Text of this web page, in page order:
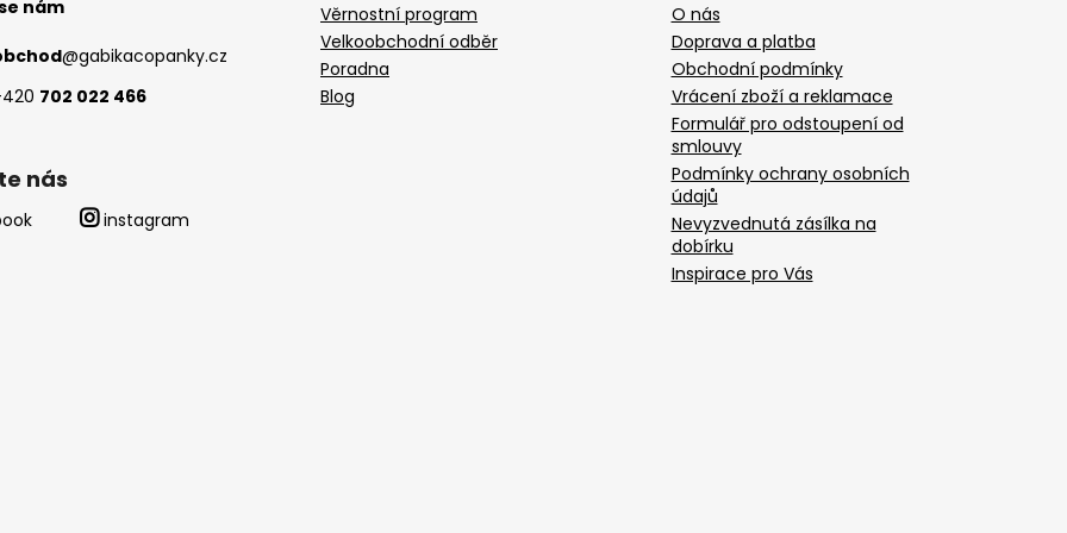
nám
@gabikacopanky.cz
702 022 466
nás
instagram
Věrnostní program
Velkoobchodní odběr
Poradna
Blog
O nás
Doprava a platba
Obchodní podmínky
Vrácení zboží a reklamace
Formulář pro odstoupení od
smlouvy
Podmínky ochrany osobních
údajů
Nevyzvednutá zásílka na
dobírku
Inspirace pro Vás